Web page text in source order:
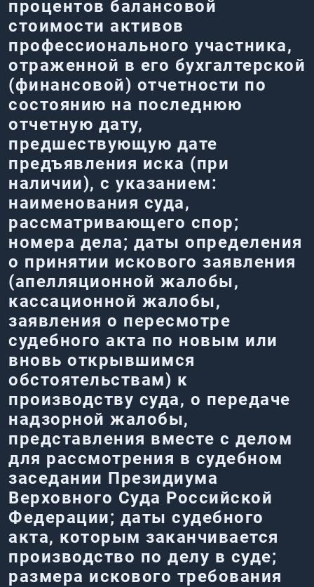
процентов балансовой
стоимости активов
профессионального участника,
отраженной в его бухгалтерской
(финансовой) отчетности по
состоянию на последнюю
отчетную дату,
предшествующую дате
предъявления иска (при
наличии), с указанием:
наименования суда,
рассматривающего спор;
номера дела; даты определения
о принятии искового заявления
(апелляционной жалобы,
кассационной жалобы,
заявления о пересмотре
судебного акта по новым или
вновь открывшимся
обстоятельствам) к
производству суда, о передаче
надзорной жалобы,
представления вместе с делом
для рассмотрения в судебном
заседании Президиума
Верховного Суда Российской
Федерации; даты судебного
акта, которым заканчивается
производство по делу в суде;
размера искового требования